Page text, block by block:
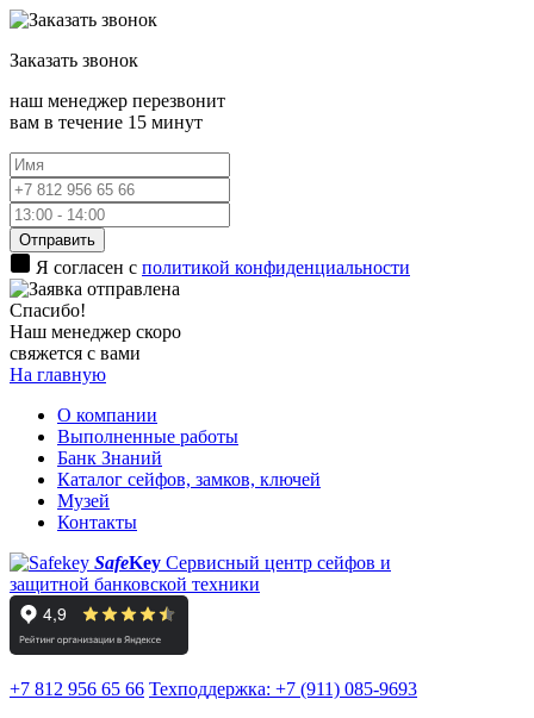
Заказать звонок
наш менеджер перезвонит
вам в течение 15 минут
Отправить
Я согласен с политикой конфиденциальности
Спасибо!
Наш менеджер скоро
свяжется с вами
На главную
О компании
Выполненные работы
Банк Знаний
Каталог сейфов, замков, ключей
Музей
Контакты
SafeKey Сервисный центр сейфов и
защитной банковской техники
+7 812 956 65 66 Техподдержка: +7 (911) 085-9693